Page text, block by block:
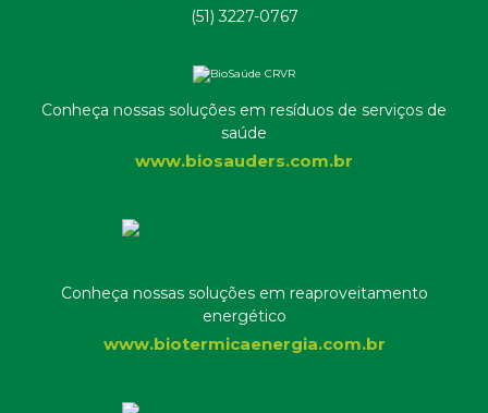
(51) 3227-0767
Conheça nossas soluções em resíduos de serviços de
saúde
www.biosauders.com.br
Conheça nossas soluções em reaproveitamento
energético
www.biotermicaenergia.com.br